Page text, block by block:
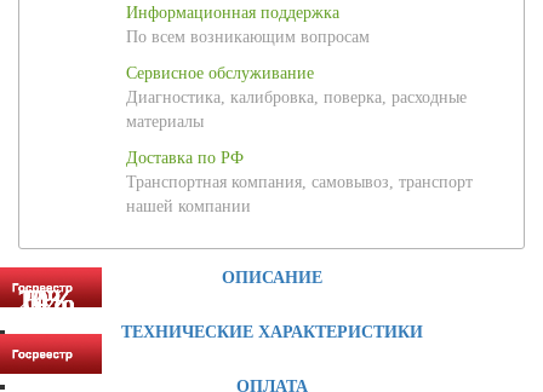
Информационная поддержка
По всем возникающим вопросам
Сервисное обслуживание
Диагностика, калибровка, поверка, расходные
материалы
Доставка по РФ
Транспортная компания, самовывоз, транспорт
нашей компании
ОПИСАНИЕ
ТЕХНИЧЕСКИЕ ХАРАКТЕРИСТИКИ
ОПЛАТА
5%
14%
10%
6%
14%
20%
10%
1%
11%